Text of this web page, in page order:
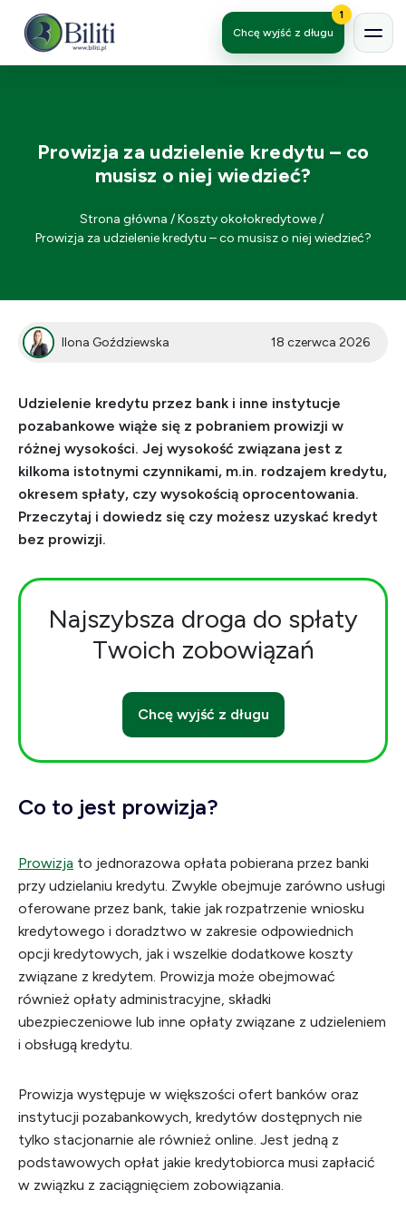
Chcę wyjść z długu
1
Prowizja za udzielenie kredytu – co
musisz o niej wiedzieć?
Strona główna /Koszty okołokredytowe/
Prowizja za udzielenie kredytu – co musisz o niej wiedzieć?
Ilona Goździewska 18 czerwca 2026
Udzielenie kredytu przez bank i inne instytucje
pozabankowe wiąże się z pobraniem prowizji w
różnej wysokości. Jej wysokość związana jest z
kilkoma istotnymi czynnikami, m.in. rodzajem kredytu,
okresem spłaty, czy wysokością oprocentowania.
Przeczytaj i dowiedz się czy możesz uzyskać kredyt
bez prowizji.
Najszybsza droga do spłaty
Twoich zobowiązań
Chcę wyjść z długu
Co to jest prowizja?
Prowizja to jednorazowa opłata pobierana przez banki
przy udzielaniu kredytu. Zwykle obejmuje zarówno usługi
oferowane przez bank, takie jak rozpatrzenie wniosku
kredytowego i doradztwo w zakresie odpowiednich
opcji kredytowych, jak i wszelkie dodatkowe koszty
związane z kredytem. Prowizja może obejmować
również opłaty administracyjne, składki
ubezpieczeniowe lub inne opłaty związane z udzieleniem
i obsługą kredytu.
Prowizja występuje w większości ofert banków oraz
instytucji pozabankowych, kredytów dostępnych nie
tylko stacjonarnie ale również online. Jest jedną z
podstawowych opłat jakie kredytobiorca musi zapłacić
w związku z zaciągnięciem zobowiązania.